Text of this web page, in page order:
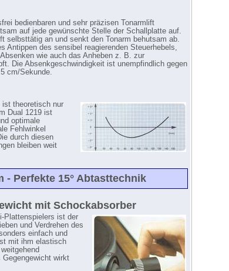
bedienbaren und sehr präzisen Tonarmlift
auf jede gewünschte Stelle der Schallplatte auf.
selbsttätig an und senkt den Tonarm behutsam ab.
Antippen des sensibel reagierenden Steuerhebels,
wie auch das Anheben z. B. zur
Die Absenkgeschwindigkeit ist unempfindlich gegen
cm/Sekunde.
ist theoretisch nur
Dual 1219 ist
optimale
Fehlwinkel
durch diesen
bleiben weit
- Perfekte 15° Abtasttechnik
mit Schockabsorber
Plattenspielers ist der
und Verdrehen des
einfach und
mit ihm elastisch
Gegengewicht wirkt